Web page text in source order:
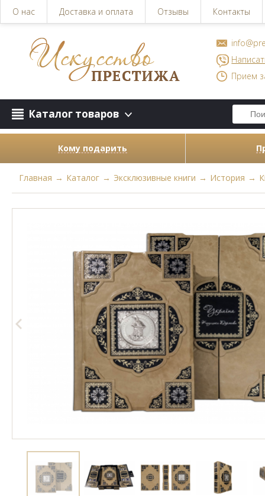
О нас Доставка и оплата Отзывы Контакты
Прием
Каталог товаров
Кому подарить
Главная → Каталог → Эксклюзивные книги → История →